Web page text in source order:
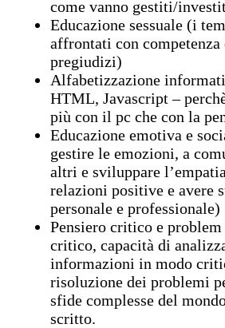
come vanno gestiti/
Educazione sessuale (i
affrontati con competenza
pregiudizi)
Alfabetizzazione
HTML, Javascript –
più con il pc che con la
Educazione emotiva e
gestire le emozioni, a
altri e sviluppare
relazioni positive e avere
personale e professionale)
Pensiero critico e
critico, capacità di
informazioni in modo
risoluzione dei problemi
sfide complesse del
scritto.